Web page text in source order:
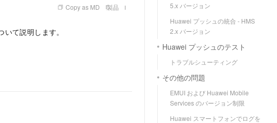
Copy as MD 製品
て説明します。
5.x バージョン
Huawei プッシュの統合 - HMS
2.x バージョン
Huawei プッシュのテスト
トラブルシューティング
その他の問題
EMUI および Huawei Mobile
Services のバージョン制限
Huawei スマートフォンでログを